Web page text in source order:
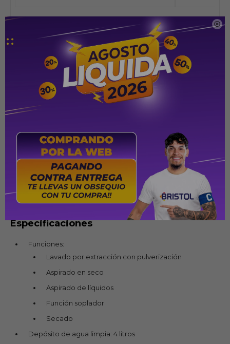

Especificaciones
Funciones:
Lavado por extracción con pulverización
Aspirado en seco
Aspirado de líquidos
Función soplador
Secado
Depósito de agua limpia: 4 litros